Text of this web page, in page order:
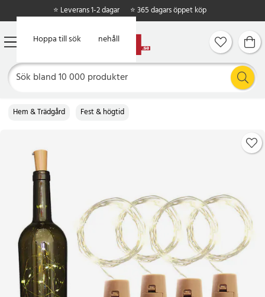
Hoppa till huvudinnehåll
Hoppa till sök
⭐ Leverans 1-2 dagar ⭐ 365 dagars öppet köp
Hem & Trädgård Fest & högtid